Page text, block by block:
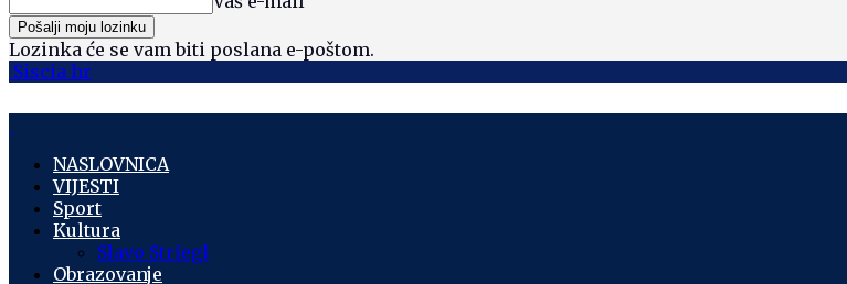
Lozinka će se vam biti poslana e-poštom.
Siscia hr
NASLOVNICA
VIJESTI
Sport
Kultura
Slavo Striegl
Obrazovanje